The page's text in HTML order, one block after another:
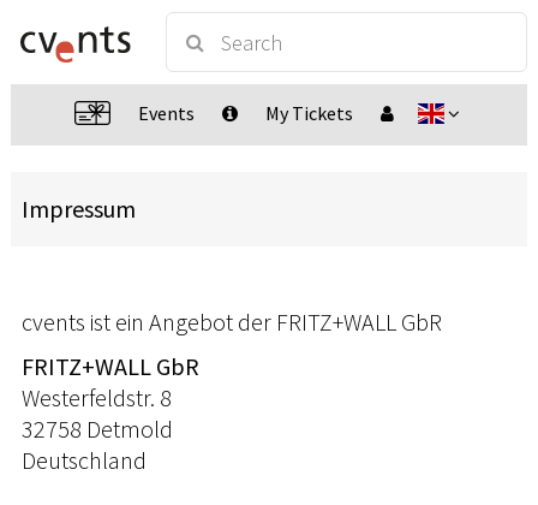
Events My Tickets
Impressum
cvents ist ein Angebot der FRITZ+WALL GbR
FRITZ+WALL GbR
Westerfeldstr. 8
32758 Detmold
Deutschland